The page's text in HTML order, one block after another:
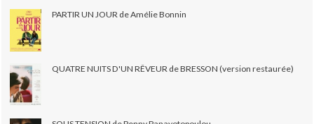
PARTIR UN JOUR de Amélie Bonnin
QUATRE NUITS D'UN RÊVEUR de BRESSON (version restaurée)